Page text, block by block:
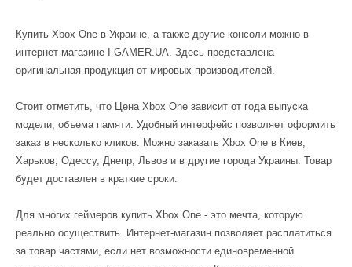
Купить Xbox One в Украине, а также другие консоли можно в
интернет-магазине I-GAMER.UA. Здесь представлена
оригинальная продукция от мировых производителей.
Стоит отметить, что Цена Xbox One зависит от года выпуска
модели, объема памяти. Удобный интерфейс позволяет оформить
заказ в несколько кликов. Можно заказать Xbox One в Киев,
Харьков, Одессу, Днепр, Львов и в другие города Украины. Товар
будет доставлен в краткие сроки.
Для многих геймеров купить Xbox One - это мечта, которую
реально осуществить. Интернет-магазин позволяет расплатиться
за товар частями, если нет возможности единовременной